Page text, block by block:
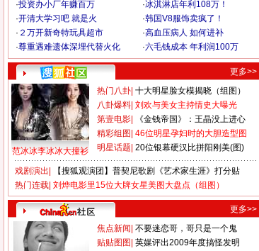
·投资办小厂年赚百万 ·冰淇淋店年利108万！
·开清大学习吧 就是火 ·韩国V8服饰卖疯了！
· ２万开新奇特玩具超市 ·高血压病人 如何进补
·尊重遇难遗体深埋代替火化 ·六毛钱成本 年利润100万
更多>>
范冰冰李冰冰大撞衫
热门八卦 十大明星脸女模揭晓（组图）
八卦爆料 刘欢与美女主持情史大曝光
第壹电影
《金钱帝国》：王晶没上进心
精彩组图 46位明星孕妇时的大胆造型图
明星话题 20位银幕硬汉比拼阳刚美(图)
戏剧演出
【搜狐观演团】普契尼歌剧《艺术家生涯》打分贴
热门连载 刘烨电影里15位大牌女星美图大盘点（组图）
更多>>
焦点新闻 不要迷恋哥，哥只是一个鬼
贴贴图图 英媒评出2009年度搞怪发明